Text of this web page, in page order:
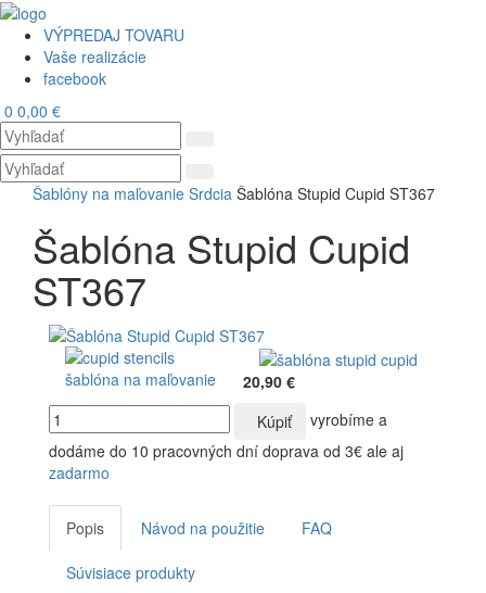
VÝPREDAJ TOVARU
Vaše realizácie
facebook
0 0,00 €
Šablóny na maľovanie Srdcia Šablóna Stupid Cupid ST367
Šablóna Stupid Cupid
ST367
20,90 €
Kúpiť
vyrobíme a
dodáme do 10 pracovných dní doprava od 3€ ale aj
zadarmo
Popis Návod na použitie FAQ
Súvisiace produkty